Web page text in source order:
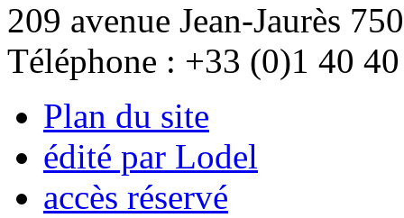
209 avenue Jean-Jaurès
Téléphone : +33 (0)1 40
Plan du site
édité par Lodel
accès réservé